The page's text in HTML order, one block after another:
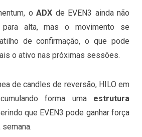
oADX de EVEN3 ainda não
para alta, mas o movimento se
de confirmação, o que pode
o ativo nas próximas sessões.
de candles de reversão, HILO em
forma uma estrutura
que EVEN3 pode ganhar força